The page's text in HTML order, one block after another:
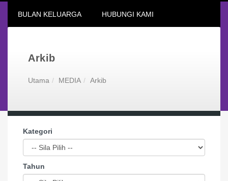
BULAN KELUARGA HUBUNGI KAMI
Arkib
Utama MEDIA Arkib
Kategori
Tahun